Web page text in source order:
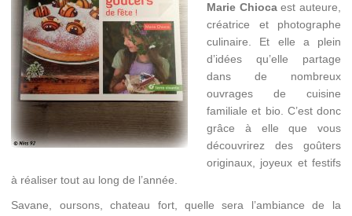
Marie Chiocaest auteure,
créatrice et photographe
culinaire. Et elle a plein
d’idées qu’elle partage
dans de nombreux
ouvrages de cuisine
familiale et bio. C’est donc
grâce à elle que vous
découvrirez des goûters
originaux, joyeux et festifs
à réaliser tout au long de l’année.
Savane, oursons, chateau fort, quelle sera l’ambiance de la